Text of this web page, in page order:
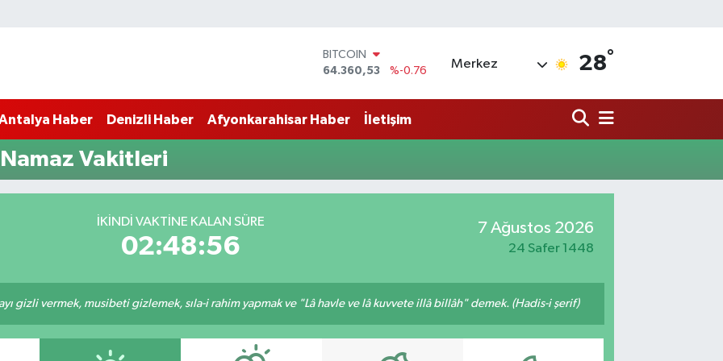
BITCOIN
64.360,53
%-0.76
EURO
Merkez 28°
Haber Denizli Haber Afyonkarahisar Haber İletişim
Vakitleri
İKINDI VAKTINE KALAN SÜRE
02:48:55
7 Ağustos 2026
24 Safer 1448
gizli vermek, musibeti gizlemek, sıla-i rahim yapmak ve "Lâ havle ve lâ kuvvete illâ billâh" demek. (Hadis-i şerif)